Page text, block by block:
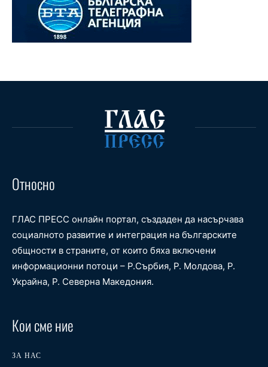
Относно
ГЛАС ПРЕСС онлайн портал, създаден да насърчава
социалното развитие и интеграция на българските
общности в страните, от които бяха включени
информационни потоци – Р.Сърбия, Р. Молдова, Р.
Украйна, Р. Северна Македония.
Кои сме ние
ЗА НАС